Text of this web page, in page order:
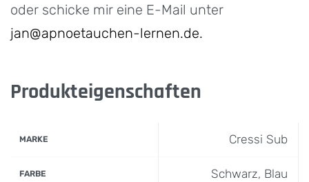
oder schicke mir eine E-Mail unter
jan@apnoetauchen-lernen.de.
Produkteigenschaften
MARKE Cressi Sub
FARBE Schwarz, Blau